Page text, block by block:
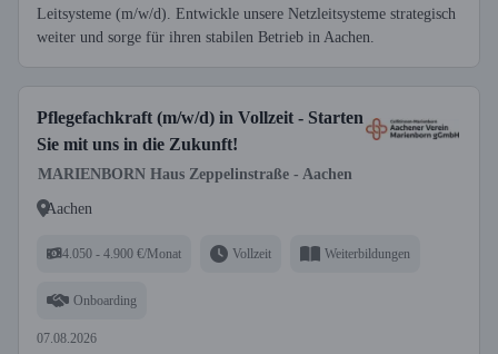
Leitsysteme (m/w/d). Entwickle unsere Netzleitsysteme strategisch
weiter und sorge für ihren stabilen Betrieb in Aachen.
Pflegefachkraft (m/w/d) in Vollzeit - Starten
Sie mit uns in die Zukunft!
MARIENBORN Haus Zeppelinstraße - Aachen
Aachen
4.050 - 4.900 €/Monat Vollzeit Weiterbildungen
Onboarding
07.08.2026